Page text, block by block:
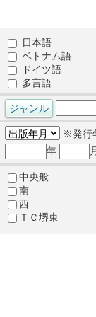
日本語
ベトナム語
ドイツ語
多言語
※発行
年
中央般
南
西
ＴＣ堺東